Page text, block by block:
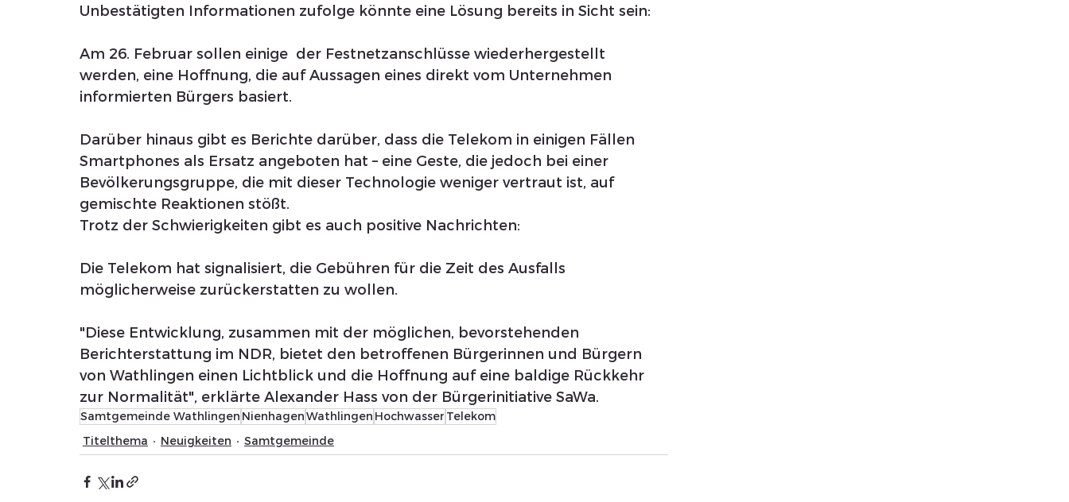
Unbestätigten Informationen zufolge könnte eine Lösung bereits in Sicht sein:
Am 26. Februar sollen einige  der Festnetzanschlüsse wiederhergestellt
werden, eine Hoffnung, die auf Aussagen eines direkt vom Unternehmen
informierten Bürgers basiert.
Darüber hinaus gibt es Berichte darüber, dass die Telekom in einigen Fällen
Smartphones als Ersatz angeboten hat – eine Geste, die jedoch bei einer
Bevölkerungsgruppe, die mit dieser Technologie weniger vertraut ist, auf
gemischte Reaktionen stößt.
Trotz der Schwierigkeiten gibt es auch positive Nachrichten:
Die Telekom hat signalisiert, die Gebühren für die Zeit des Ausfalls
möglicherweise zurückerstatten zu wollen.
"Diese Entwicklung, zusammen mit der möglichen, bevorstehenden
Berichterstattung im NDR, bietet den betroffenen Bürgerinnen und Bürgern
von Wathlingen einen Lichtblick und die Hoffnung auf eine baldige Rückkehr
zur Normalität", erklärte Alexander Hass von der Bürgerinitiative SaWa.
Samtgemeinde Wathlingen NienhagenWathlingen Hochwasser Telekom
Titelthema
Neuigkeiten Samtgemeinde